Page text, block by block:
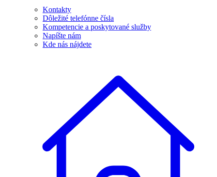
Kontakty
Dôležité telefónne čísla
Kompetencie a poskytované služby
Napíšte nám
Kde nás nájdete